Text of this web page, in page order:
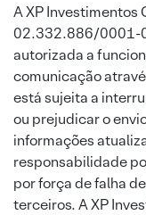
A XP Investimentos
02.332.886/0001-
autorizada a
comunicação
está sujeita a
ou prejudicar o
informações
responsabilidade
por força de falha
terceiros. A XP